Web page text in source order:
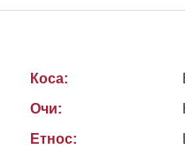
Коса:
Очи:
Етнос: